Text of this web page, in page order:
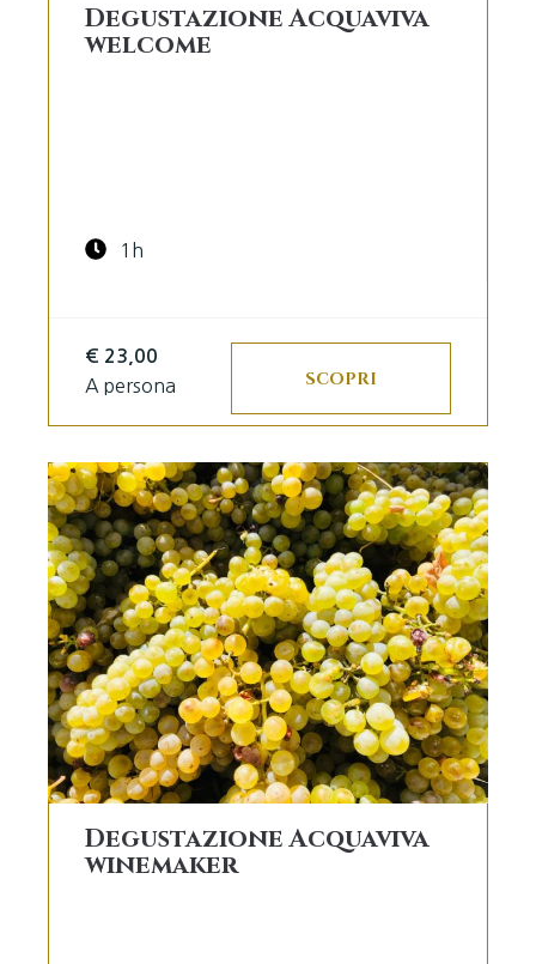
Degustazione Acquaviva
welcome
1h
€ 23,00
A persona SCOPRI
Degustazione Acquaviva
winemaker